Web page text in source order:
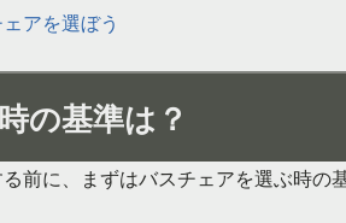
アを選ぼう
の基準は？
前に、まずはバスチェアを選ぶ時の